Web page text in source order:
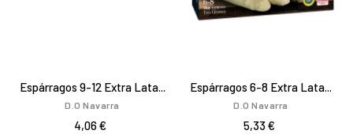
Espárragos 9-12 Extra Lata...
D.O Navarra
4,06 €
Espárragos 6-8 Extra Lata...
D.O Navarra
5,33 €